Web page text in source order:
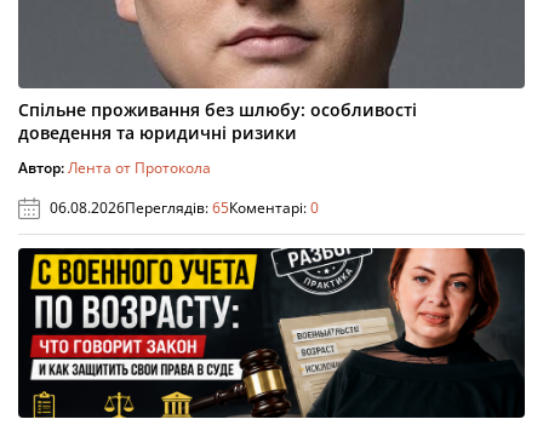
Спільне проживання без шлюбу: особливості
доведення та юридичні ризики
Автор:Лента от Протокола
06.08.2026Переглядів:65Коментарі:0